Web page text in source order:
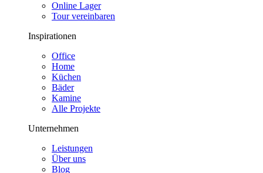
Online Lager
Tour vereinbaren
Inspirationen
Office
Home
Küchen
Bäder
Kamine
Alle Projekte
Unternehmen
Leistungen
Über uns
Blog